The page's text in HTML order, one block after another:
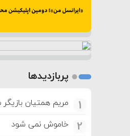
پربازدیدها
1 مریم همتیان
2 خاموش نمی شود